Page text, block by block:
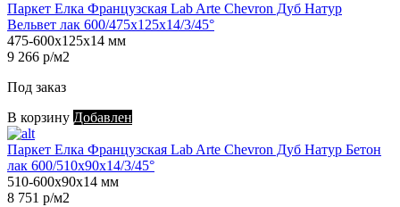
Паркет Елка Французская Lab Arte Chevron Дуб Натур
Вельвет лак 600/475х125х14/3/45°
475-600х125х14 мм
9 266 р/м2
Под заказ
В корзину Добавлен
Паркет Елка Французская Lab Arte Chevron Дуб Натур Бетон
лак 600/510х90х14/3/45°
510-600х90х14 мм
8 751 р/м2